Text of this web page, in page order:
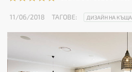
11/06/2018 ТАГОВЕ: ДИЗАЙН НА КЪЩА